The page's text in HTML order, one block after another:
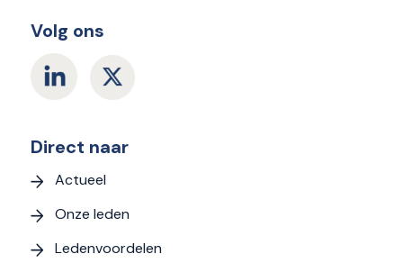
Volg ons
Direct naar
Actueel
Onze leden
Ledenvoordelen